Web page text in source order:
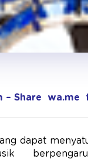
Share wa.me
dapat